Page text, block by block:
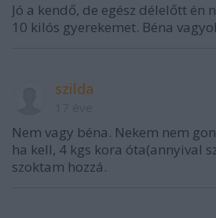
Jó a kendő, de egész délelőtt én
10 kilós gyerekemet. Béna
szilda
Nem vagy béna. Nekem nem
ha kell, 4 kgs kora óta(annyival
szoktam hozzá.